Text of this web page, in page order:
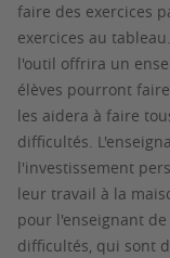
faire des exercices
exercices au
l'outil offrira un
élèves pourront
les aidera à faire
difficultés.
l'investissement
leur travail à la
pour l'enseignant
difficultés, qui sont